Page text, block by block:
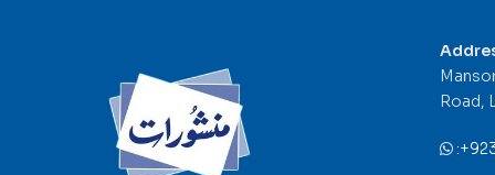
Road,
: